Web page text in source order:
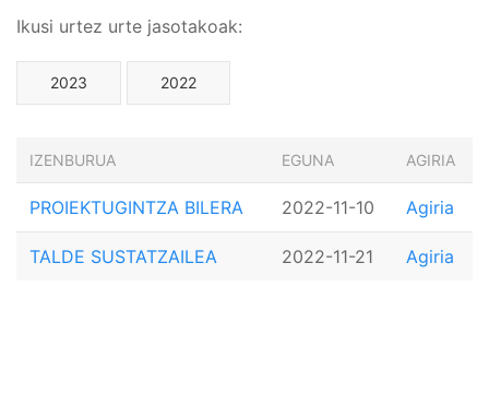
Ikusi urtez urte jasotakoak:
2023 2022
IZENBURUA EGUNA AGIRIA
PROIEKTUGINTZA BILERA 2022-11-10 Agiria
TALDE SUSTATZAILEA 2022-11-21 Agiria